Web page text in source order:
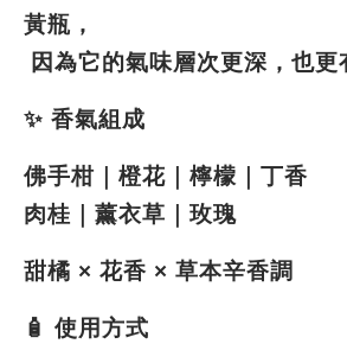
黃瓶，
因為它的氣味層次更深，也更
✨ 香氣組成
佛手柑｜橙花｜檸檬｜丁香
肉桂｜薰衣草｜玫瑰
甜橘 × 花香 × 草本辛香調
🧴 使用方式